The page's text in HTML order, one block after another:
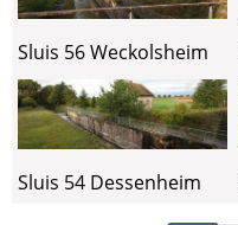
Sluis 56 Weckolsheim
Sluis 54 Dessenheim